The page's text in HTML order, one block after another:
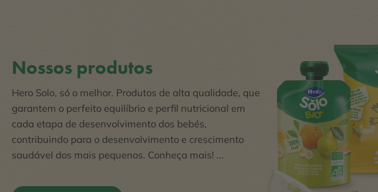
Nossos produtos
Hero Solo, só o melhor. Produtos de alta qualidade, que
garantem o perfeito equilíbrio e perfil nutricional em
cada etapa de desenvolvimento dos bebés,
contribuindo para o desenvolvimento e crescimento
saudável dos mais pequenos. Conheça mais! ...